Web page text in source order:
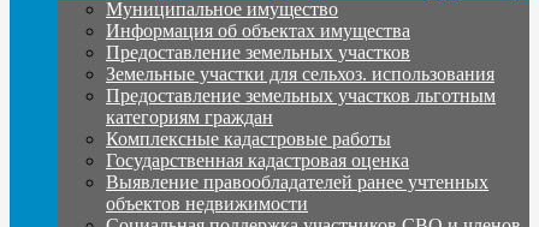
Муниципальное имущество
Информация об объектах имущества
Предоставление земельных участков
Земельные участки для сельхоз. использования
Предоставление земельных участков льготным
категориям граждан
Комплексные кадастровые работы
Государственная кадастровая оценка
Выявление правообладателей ранее учтенных
объектов недвижимости